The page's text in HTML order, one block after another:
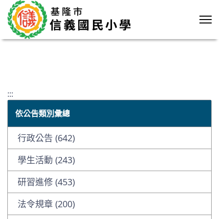
:::
依公告類別彙總
行政公告 (642)
學生活動 (243)
研習進修 (453)
法令規章 (200)